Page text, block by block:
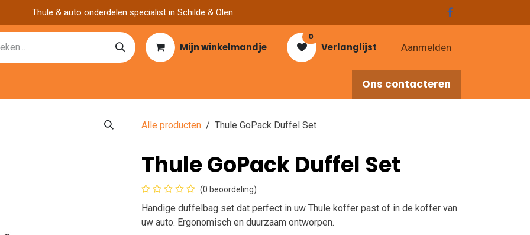
Thule & auto onderdelen specialist in Schilde & Olen
Mijn winkelmandje
0
Verlanglijst Aanmelden
Ons contacteren
Alle producten Thule GoPack Duffel Set
Thule GoPack Duffel Set
(0 beoordeling)
Handige duffelbag set dat perfect in uw Thule koffer past of in de koffer van
uw auto. Ergonomisch en duurzaam ontworpen.